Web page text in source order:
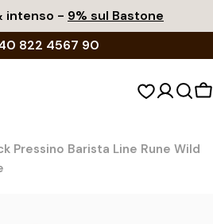
intenso - 9% sul Bastone
822 4567 90
Pressino Barista Line Rune Wild